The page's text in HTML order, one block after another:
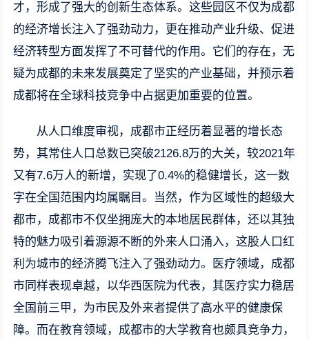
才，形成了强大的创新生态体系。这些园区不仅为成都
的经济增长注入了强劲动力，更在推动产业升级、促进
经济转型方面发挥了不可替代的作用。它们的存在，无
疑为成都的未来发展奠定了坚实的产业基础，并预示着
成都将在全球科技竞争中占据更加重要的位置。
从人口维度审视，成都市正经历着显著的增长态
势，其常住人口总数已突破2126.8万的大关，较2021年
又有7.6万人的新增，实现了0.4%的稳健增长，这一数
字在全国范围内均属瞩目。当然，作为区域性的超级大
都市，成都市不仅坐拥庞大的本地居民群体，还以其独
特的魅力吸引着源源不断的外来人口涌入，这股人口红
利为城市的经济腾飞注入了强劲动力。医疗领域，成都
市同样表现卓越，以华西医院为代表，其医疗实力稳居
全国前三甲，为市民及外来者提供了高水平的健康保
障。而在教育领域，成都市的大学教育也颇具竞争力，